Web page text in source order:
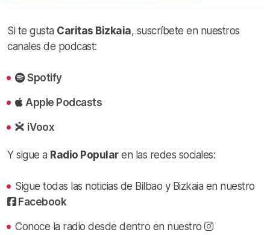
Si te gusta Caritas Bizkaia, suscríbete en nuestros
canales de podcast:
Spotify
Apple Podcasts
iVoox
Y sigue a Radio Popularen las redes sociales:
Sigue todas las noticias de Bilbao y Bizkaia en nuestro
Facebook
Conoce la radio desde dentro en nuestro